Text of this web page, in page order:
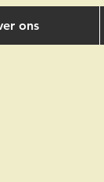
ons